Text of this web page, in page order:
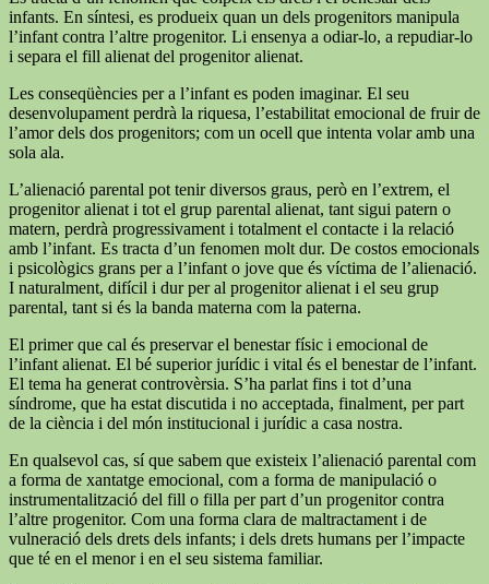
infants. En síntesi, es produeix quan un dels progenitors manipula
l’infant contra l’altre progenitor. Li ensenya a odiar-lo, a repudiar-lo
i separa el fill alienat del progenitor alienat.
Les conseqüències per a l’infant es poden imaginar. El seu
desenvolupament perdrà la riquesa, l’estabilitat emocional de fruir de
l’amor dels dos progenitors; com un ocell que intenta volar amb una
sola ala.
L’alienació parental pot tenir diversos graus, però en l’extrem, el
progenitor alienat i tot el grup parental alienat, tant sigui patern o
matern, perdrà progressivament i totalment el contacte i la relació
amb l’infant. Es tracta d’un fenomen molt dur. De costos emocionals
i psicològics grans per a l’infant o jove que és víctima de l’alienació.
I naturalment, difícil i dur per al progenitor alienat i el seu grup
parental, tant si és la banda materna com la paterna.
El primer que cal és preservar el benestar físic i emocional de
l’infant alienat. El bé superior jurídic i vital és el benestar de l’infant.
El tema ha generat controvèrsia. S’ha parlat fins i tot d’una
síndrome, que ha estat discutida i no acceptada, finalment, per part
de la ciència i del món institucional i jurídic a casa nostra.
En qualsevol cas, sí que sabem que existeix l’alienació parental com
a forma de xantatge emocional, com a forma de manipulació o
instrumentalització del fill o filla per part d’un progenitor contra
l’altre progenitor. Com una forma clara de maltractament i de
vulneració dels drets dels infants; i dels drets humans per l’impacte
que té en el menor i en el seu sistema familiar.